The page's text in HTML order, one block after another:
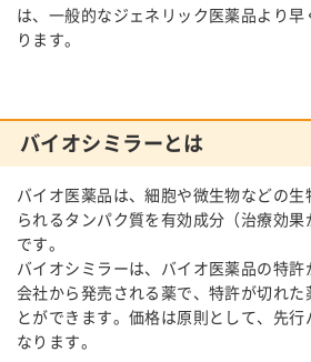
は、一般的なジェネリック医薬品より早
ります。
バイオシミラーとは
バイオ医薬品は、細胞や微生物などの生
られるタンパク質を有効成分（治療効
です。
バイオシミラーは、バイオ医薬品の特
会社から発売される薬で、特許が切れた
とができます。価格は原則として、先
なります。